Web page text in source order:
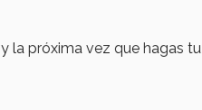
y la próxima vez que hagas tu